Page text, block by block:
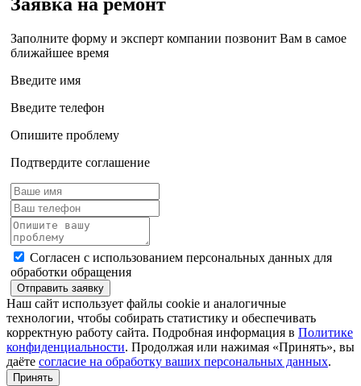
Заполните форму и эксперт компании позвонит Вам в самое
ближайшее время
Введите имя
Введите телефон
Опишите проблему
Подтвердите соглашение
Согласен с использованием персональных данных для
обработки обращения
Отправить заявку
Наш сайт использует файлы cookie и аналогичные
технологии, чтобы собирать статистику и обеспечивать
корректную работу сайта. Подробная информация в Политике
конфиденциальности. Продолжая или нажимая «Принять», вы
даёте согласие на обработку ваших персональных данных.
Принять